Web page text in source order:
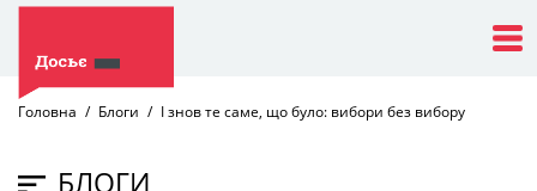
Головна Блоги І знов те саме, що було: вибори без вибору
БЛОГИ